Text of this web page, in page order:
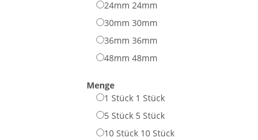
24mm 24mm
30mm 30mm
36mm 36mm
48mm 48mm
Menge
1 Stück 1 Stück
5 Stück 5 Stück
10 Stück 10 Stück